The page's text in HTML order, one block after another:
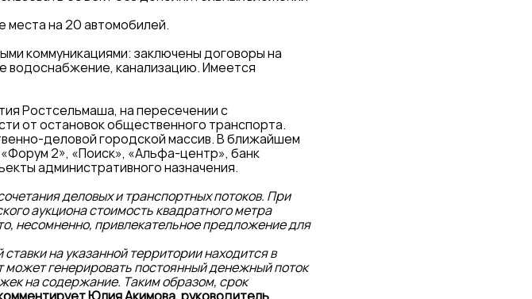
на 20 автомобилей.
коммуникациями: заключены договоры на
водоснабжение, канализацию. Имеется
Ростсельмаша, на пересечении с
от остановок общественного транспорта.
деловой городской массив. В ближайшем
2», «Поиск», «Альфа-центр», банк
административного назначения.
деловых и транспортных потоков. При
аукциона стоимость квадратного метра
несомненно, привлекательное предложение для
на указанной территории находится в
генерировать постоянный денежный поток
на содержание. Таким образом, срок